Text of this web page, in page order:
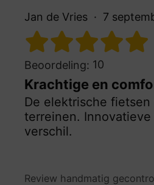
Jan de Vries 7
Beoordeling: 10
Krachtige en
De elektrische
terreinen.
verschil.
Review handmatig